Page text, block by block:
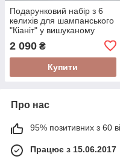
Подарунковий набір з 6
келихів для шампанського
"Кіаніт" у вишуканому
2 090 ₴
Купити
Про нас
95% позитивних з 60
Працює з 15.06.2017